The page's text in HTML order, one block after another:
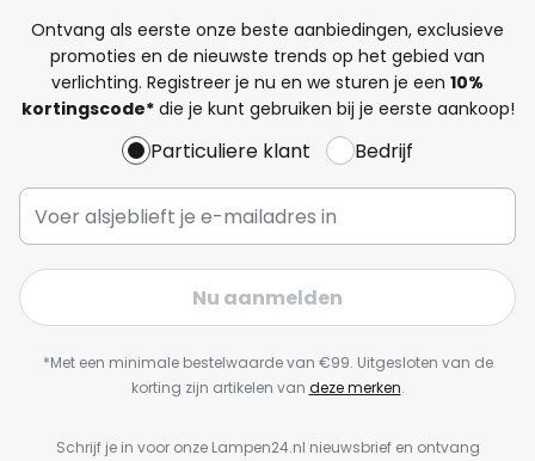
Ontvang als eerste onze beste aanbiedingen, exclusieve
promoties en de nieuwste trends op het gebied van
verlichting. Registreer je nu en we sturen je een 10%
kortingscode*die je kunt gebruiken bij je eerste aankoop!
Particuliere klant Bedrijf
Nu aanmelden
*Met een minimale bestelwaarde van €99. Uitgesloten van de
korting zijn artikelen van deze merken.
Schrijf je in voor onze Lampen24.nl nieuwsbrief en ontvang